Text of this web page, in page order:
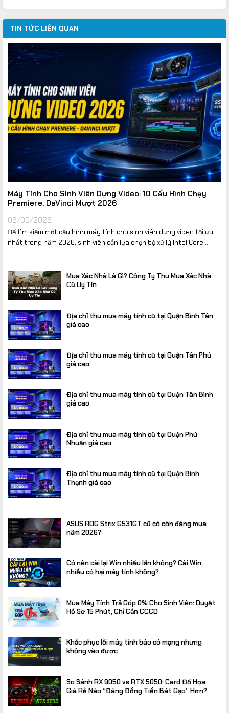
TIN TỨC LIÊN QUAN
Máy Tính Cho Sinh Viên Dựng Video: 10 Cấu Hình Chạy
Premiere, DaVinci Mượt 2026
06/08/2026
Để tìm kiếm một cấu hình máy tính cho sinh viên dựng video tối ưu
nhất trong năm 2026, sinh viên cần lựa chọn bộ xử lý Intel Core...
Mua Xác Nhà Là Gì? Công Ty Thu Mua Xác Nhà
Cũ Uy Tín
Địa chỉ thu mua máy tính cũ tại Quận Bình Tân
giá cao
Địa chỉ thu mua máy tính cũ tại Quận Tân Phú
giá cao
Địa chỉ thu mua máy tính cũ tại Quận Tân Bình
giá cao
Địa chỉ thu mua máy tính cũ tại Quận Phú
Nhuận giá cao
Địa chỉ thu mua máy tính cũ tại Quận Bình
Thạnh giá cao
ASUS ROG Strix G531GT cũ có còn đáng mua
năm 2026?
Có nên cài lại Win nhiều lần không? Cài Win
nhiều có hại máy tính không?
Mua Máy Tính Trả Góp 0% Cho Sinh Viên: Duyệt
Hồ Sơ 15 Phút, Chỉ Cần CCCD
Khắc phục lỗi máy tính báo có mạng nhưng
không vào được
So Sánh RX 9050 vs RTX 5050: Card Đồ Họa
Giá Rẻ Nào “Đáng Đồng Tiền Bát Gạo” Hơn?